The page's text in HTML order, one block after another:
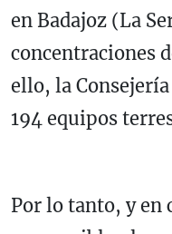
en Badajoz (La
concentraciones
ello, la
194 equipos
Por lo tanto, y en